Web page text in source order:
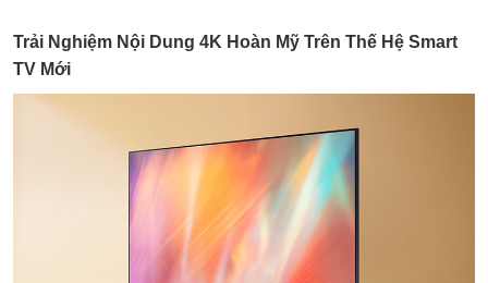
Trải Nghiệm Nội Dung 4K Hoàn Mỹ Trên Thế Hệ Smart
TV Mới